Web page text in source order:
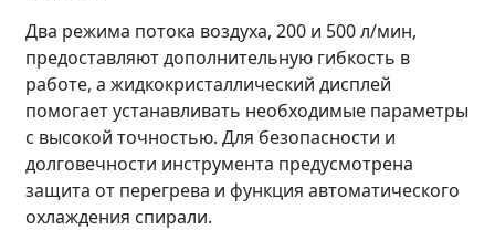
Два режима потока воздуха, 200 и 500 л/мин,
предоставляют дополнительную гибкость в
работе, а жидкокристаллический дисплей
помогает устанавливать необходимые параметры
с высокой точностью. Для безопасности и
долговечности инструмента предусмотрена
защита от перегрева и функция автоматического
охлаждения спирали.